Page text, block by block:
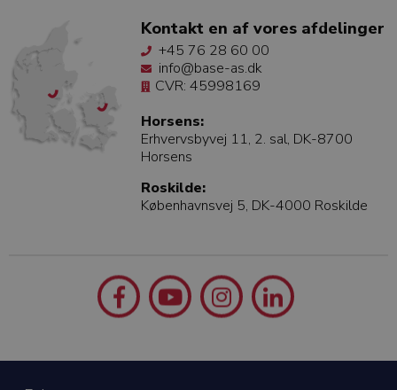
Kontakt en af vores afdelinger
+45 76 28 60 00
info@base-as.dk
CVR: 45998169
Horsens:
Erhvervsbyvej 11, 2. sal, DK-8700
Horsens
Roskilde:
Københavnsvej 5, DK-4000 Roskilde